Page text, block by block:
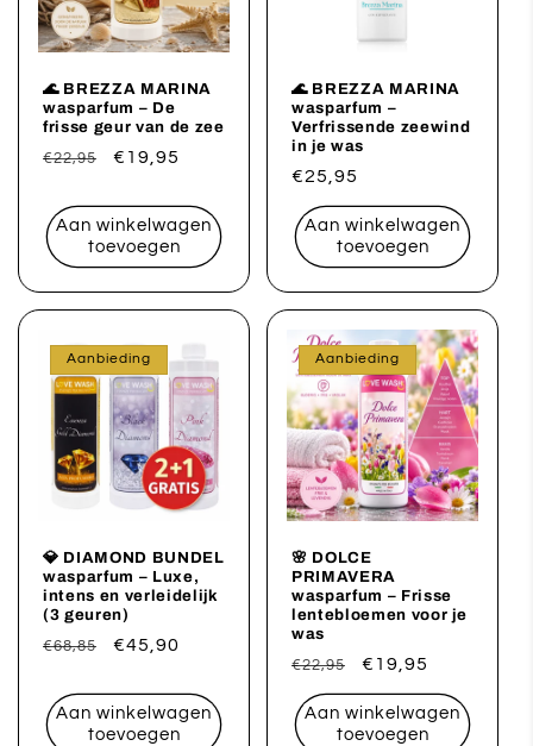
🌊 BREZZA MARINA
wasparfum – De
frisse geur van de zee
Normale
€22,95 Aanbiedingsprijs
€19,95
Aan winkelwagen
toevoegen
🌊 BREZZA MARINA
wasparfum –
Verfrissende zeewind
in je was
Normale
prijs
€25,95
Aan winkelwagen
toevoegen
Aanbieding
💎 DIAMOND BUNDEL
wasparfum – Luxe,
intens en verleidelijk
(3 geuren)
Normale
€68,85 Aanbiedingsprijs
€45,90
Aan winkelwagen
toevoegen
Aanbieding
🌸 DOLCE
PRIMAVERA
wasparfum – Frisse
lentebloemen voor je
was
Normale
prijs
€22,95 Aanbiedingsprijs
€19,95
Aan winkelwagen
toevoegen